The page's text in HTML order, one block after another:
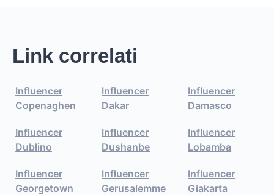
Link correlati
Influencer
Copenaghen
Influencer
Dakar
Influencer
Damasco
Influencer
Dublino
Influencer
Dushanbe
Influencer
Lobamba
Influencer
Georgetown
Influencer
Gerusalemme
Influencer
Giakarta